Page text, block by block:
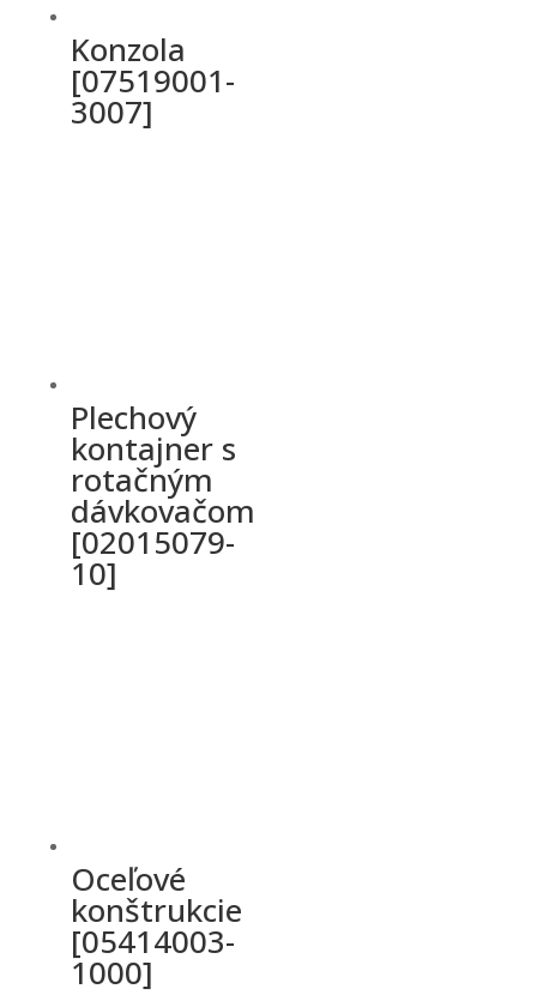
Konzola
[07519001-
3007]
Plechový
kontajner s
rotačným
dávkovačom
[02015079-
10]
Oceľové
konštrukcie
[05414003-
1000]